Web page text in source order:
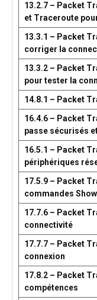
13.2.7 – Packet
et Traceroute
13.3.1 – Packet
corriger la
13.3.2 – Packet
pour tester la
14.8.1 – Packet
16.4.6 – Packet
passe sécurisés
16.5.1 – Packet
périphériques
17.5.9 – Packet
commandes Show
17.7.6 – Packet
connectivité
17.7.7 – Packet
connexion
17.8.2 – Packet
compétences